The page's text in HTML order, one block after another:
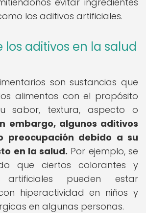
los aditivos artificiales.
aditivos en la salud
son sustancias que
alimentos con el propósito
sabor, textura, aspecto o
embargo, algunos aditivos
preocupación debido a su
en la salud. Por ejemplo, se
que ciertos colorantes y
artificiales pueden estar
hiperactividad en niños y
en algunas personas.